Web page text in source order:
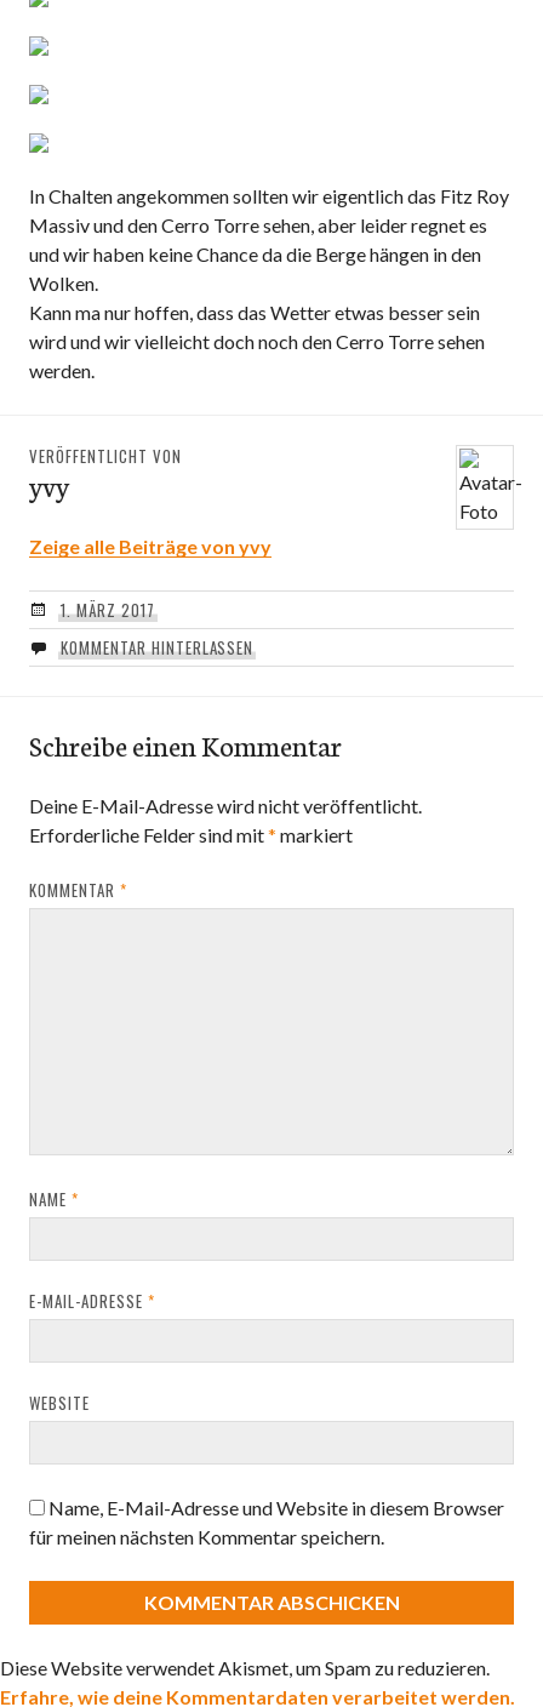
In Chalten angekommen sollten wir eigentlich das Fitz Roy
Massiv und den Cerro Torre sehen, aber leider regnet es
und wir haben keine Chance da die Berge hängen in den
Wolken.
Kann ma nur hoffen, dass das Wetter etwas besser sein
wird und wir vielleicht doch noch den Cerro Torre sehen
werden.
VERÖFFENTLICHT VON
yvy
Zeige alle Beiträge von yvy
1. MÄRZ 2017
KOMMENTAR HINTERLASSEN
Schreibe einen Kommentar
Deine E-Mail-Adresse wird nicht veröffentlicht.
Erforderliche Felder sind mit* markiert
KOMMENTAR *
NAME *
E-MAIL-ADRESSE *
WEBSITE
Name, E-Mail-Adresse und Website in diesem Browser
für meinen nächsten Kommentar speichern.
Diese Website verwendet Akismet, um Spam zu reduzieren.
Erfahre, wie deine Kommentardaten verarbeitet werden.